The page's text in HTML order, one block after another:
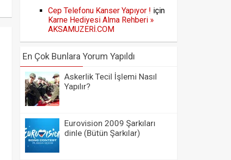
Cep Telefonu Kanser Yapıyor ! için
Karne Hediyesi Alma Rehberi »
AKSAMUZERİ.COM
En Çok Bunlara Yorum Yapıldı
Askerlik Tecil İşlemi Nasıl
Yapılır?
Eurovision 2009 Şarkıları
dinle (Bütün Şarkılar)